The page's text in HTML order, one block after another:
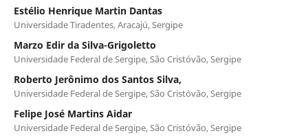
Estélio Henrique Martin Dantas
Universidade Tiradentes, Aracajú, Sergipe
Marzo Edir da Silva-Grigoletto
Universidade Federal de Sergipe, São Cristóvão, Sergipe
Roberto Jerônimo dos Santos Silva,
Universidade Federal de Sergipe, São Cristóvão, Sergipe
Felipe José Martins Aidar
Universidade Federal de Sergipe, São Cristóvão, Sergipe